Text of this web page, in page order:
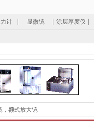
计 | 显微镜 | 涂层厚度仪 |
，额式放大镜